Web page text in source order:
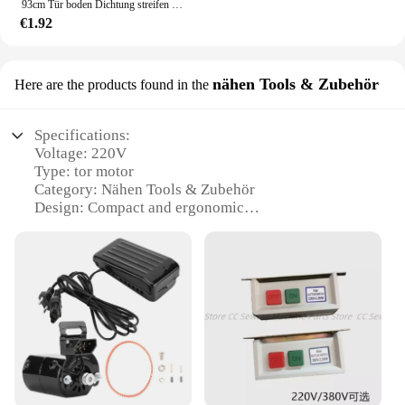
93cm Tür boden Dichtung streifen flexibler Wind geräusch unterdrückung stopper unter Tür blocker Antik ollision staub dichte Schallschutz streifen
€1.92
Here are the products found in the nähen Tools & Zubehör
Specifications:
Voltage: 220V
Type: tor motor
Category: Nähen Tools & Zubehör
Design: Compact and ergonomic
Parts: Comprehensive set of accessories included
Features:
|Vendors|
**Efficient Performance for Diverse Sewing
Needs**
The tor motor 220v is a powerful addition to any
sewing workshop, offering a robust 220V power